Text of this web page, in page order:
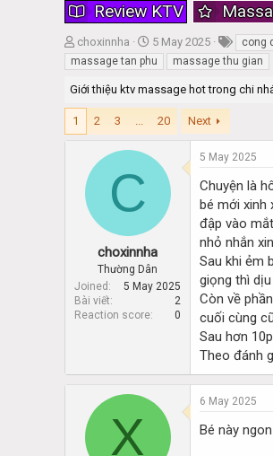
Review KTV
T
h
r
e
a
d
s
choxinnha
S
t
a
r
t
d
a
t
5 May 2025 cong
massage tan phu
massage thu gian
Giới thiệu ktv massage hot trong chi
1 2 3 ... 20 Next
C
choxinnha
Thường Dân
Joined
5 May 2025
Bài viết
2
Reaction score
0
5 May 2025
Chuyện là
bé mới xinh
đập vào
nhỏ nhắn
Sau khi ẻm
giọng thì
Còn về
cuối cùng
Sau hơn
Theo đánh
X
6 May 2025
Bé này